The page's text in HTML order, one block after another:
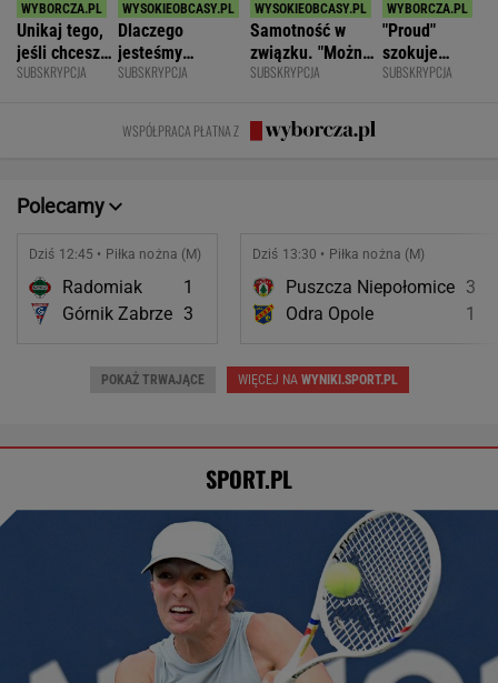
Unikaj tego,
jeśli chcesz
znacznie
SUBSKRYPCJA
Dlaczego
jesteśmy
permanentnie
same grzechy
główne"
SUBSKRYPCJA
Samotność w
związku. "Można
być kochaną i
się samotną"
SUBSKRYPCJA
"Proud"
szokuje
odważnymi
SUBSKRYPCJA
WSPÓŁPRACA PŁATNA Z
Polecamy
Dziś 12:45 • Piłka nożna (M)
Radomiak
1
Górnik Zabrze 3
Dziś 13:30 • Piłka nożna (M)
Puszcza Niepołomice 3
Odra Opole
1
POKAŻ TRWAJĄCE WIĘCEJ NAWYNIKI.SPORT.PL
SPORT.PL